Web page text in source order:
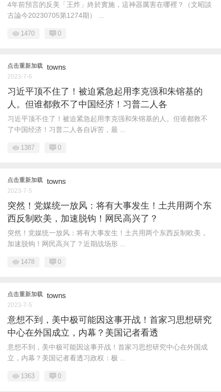
4年前預言的反美「王炸」終於實施，這神器厲害在哪裡？（文昭談
古論今20230705第1274期） ...
1470 0
点击重新加载 towns
2023-7-6
习近平顶不住了！被迫紧急起用李克强和朱镕基的
人。但谁都救不了中国经济！习普二人各
习近平顶不住了！被迫紧急起用李克强和朱镕基的人。但谁都救不
了中国经济！习普二人各自诉苦，最 ...
1387 0
点击重新加载 towns
2023-7-5
突然！党媒统一放风：将有大事发生！土共用两个东
西反制欧美，加速脱钩！网民高兴了？
突然！党媒统一放风：将有大事发生！土共用两个东西反制欧美，
加速脱钩！网民高兴了？近期战场形 ...
1478 0
点击重新加载 towns
2023-7-5
意想不到，美中极可能因这事开战！首家习思想研究
中心在外国成立，内幕？美国记者看透
意想不到，美中极可能因这事开战！首家习思想研究中心在外国成
立，内幕？美国记者看透习政权：极 ...
1363 0